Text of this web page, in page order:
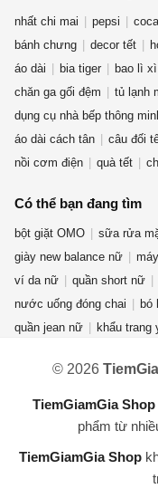
nhất chi mai pepsi
bánh chưng
decor tết
áo dài
bia tiger bao lì xì
chăn ga gối đệm
tủ lạnh
dụng cụ nhà bếp thông
áo dài cách tân
câu đối
nồi cơm điện
quà tết
Có thể bạn đang tìm
bột giặt OMO sữa rửa
giày new balance nữ
ví da nữ
quần short nữ
nước uống đóng chai
bó
quần jean nữ
khẩu trang
dụng cụ nhà bếp
chuồng
bàn ghế gấp gọn
máy
máy lọc nước RO
gấu
© 2026
TiemGiamGia Shop
phẩm từ
TiemGiamGia Shop